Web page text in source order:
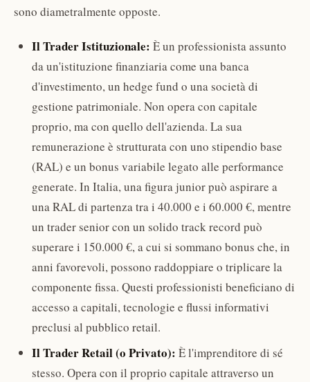
sono diametralmente opposte.
Il Trader Istituzionale: È un professionista assunto
da un'istituzione finanziaria come una banca
d'investimento, un hedge fund o una società di
gestione patrimoniale. Non opera con capitale
proprio, ma con quello dell'azienda. La sua
remunerazione è strutturata con uno stipendio base
(RAL) e un bonus variabile legato alle performance
generate. In Italia, una figura junior può aspirare a
una RAL di partenza tra i 40.000 e i 60.000 €, mentre
un trader senior con un solido track record può
superare i 150.000 €, a cui si sommano bonus che, in
anni favorevoli, possono raddoppiare o triplicare la
componente fissa. Questi professionisti beneficiano di
accesso a capitali, tecnologie e flussi informativi
preclusi al pubblico retail.
Il Trader Retail (o Privato): È l'imprenditore di sé
stesso. Opera con il proprio capitale attraverso un